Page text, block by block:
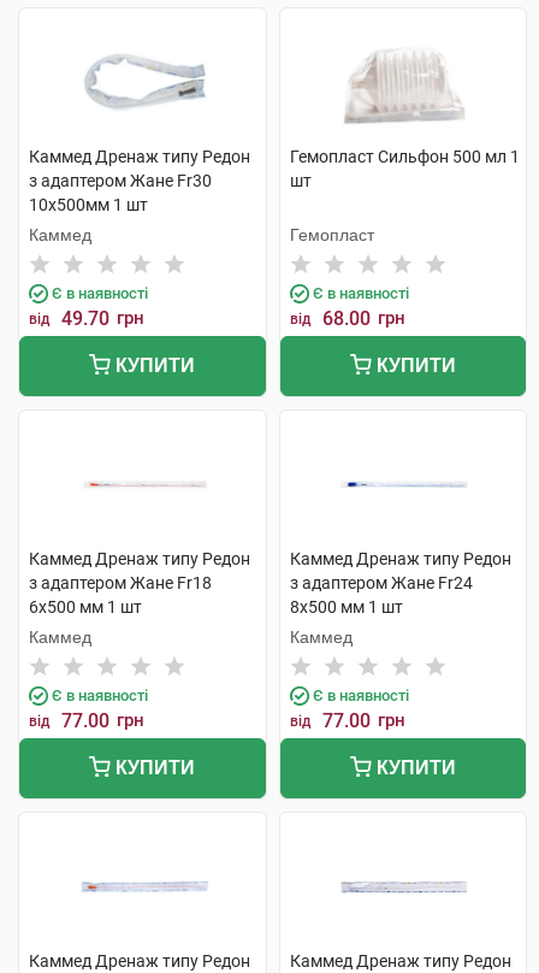
Каммед Дренаж типу Редон
з адаптером Жане Fr30
10x500мм 1 шт
Каммед
Є в наявності
від 49.70 грн
КУПИТИ
Гемопласт Сильфон 500 мл 1
шт
Гемопласт
Є в наявності
від 68.00 грн
КУПИТИ
Каммед Дренаж типу Редон
з адаптером Жане Fr18
6х500 мм 1 шт
Каммед
Є в наявності
від 77.00 грн
КУПИТИ
Каммед Дренаж типу Редон
з адаптером Жане Fr24
8х500 мм 1 шт
Каммед
Є в наявності
від 77.00 грн
КУПИТИ
Каммед Дренаж типу Редон
Каммед Дренаж типу Редон